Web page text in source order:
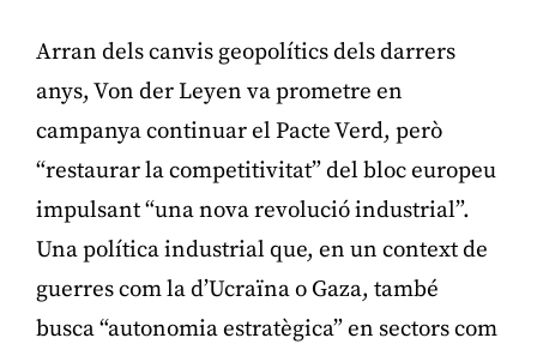
Arran dels canvis geopolítics dels darrers
anys, Von der Leyen va prometre en
campanya continuar el Pacte Verd, però
“restaurar la competitivitat” del bloc europeu
impulsant “una nova revolució industrial”.
Una política industrial que, en un context de
guerres com la d’Ucraïna o Gaza, també
busca “autonomia estratègica” en sectors com